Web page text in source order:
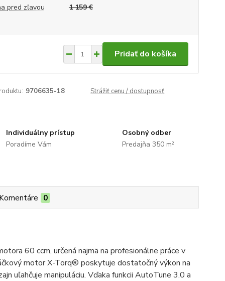
pred zľavou
1 159 €
Pridať do košíka
9706635-18 Strážiť cenu / dostupnosť
Individuálny prístup
Poradíme Vám
Osobný odber
Predajňa 350 m²
0
60 ccm, určená najmä na profesionálne práce v
motor X-Torq® poskytuje dostatočný výkon na
uľahčuje manipuláciu. Vďaka funkcii AutoTune 3.0 a